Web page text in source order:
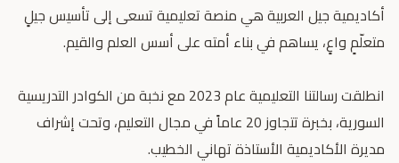
أكاديمية جيل العربية هي منصة تعليمية تسعى إلى تأسيس جيلٍ
انطلقت رسالتنا التعليمية عام 2023 مع نخبة من الكوادر التدريسية
السورية، بخبرة تتجاوز 20 عاماً في مجال التعليم، وتحت إشراف
مديرة الأكاديمية الأستاذة تهاني الخطيب.